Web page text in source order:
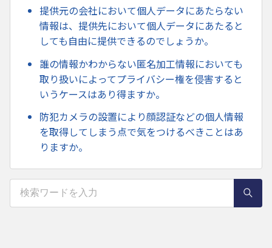
提供元の会社において個人データにあたらない
情報は、提供先において個人データにあたると
しても自由に提供できるのでしょうか。
誰の情報かわからない匿名加工情報においても
取り扱いによってプライバシー権を侵害すると
いうケースはあり得ますか。
防犯カメラの設置により顔認証などの個人情報
を取得してしまう点で気をつけるべきことはあ
りますか。